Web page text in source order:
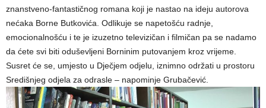
znanstveno-fantastičnog romana koji je nastao na ideju autorova
nećaka Borne Butkovića. Odlikuje se napetošću radnje,
emocionalnošću i te je izuzetno televizičan i filmičan pa se nadamo
da ćete svi biti oduševljeni Borninim putovanjem kroz vrijeme.
Susret će se, umjesto u Dječjem odjelu, iznimno održati u prostoru
Središnjeg odjela za odrasle – napominje Grubačević.